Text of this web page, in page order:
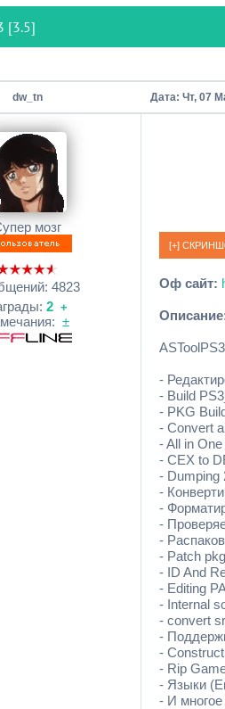
[3.5]
dw_tn Дата: Чт, 07
мозг
4823
2 +
±
Оф сайт:
-
- Build
- PKG
- Convert
- All in
- CEX to
- Dumping
-
-
-
-
- Patch pkg
- ID And
- Editing
- Internal
- convert
-
-
- Rip
- Языки
- И многое